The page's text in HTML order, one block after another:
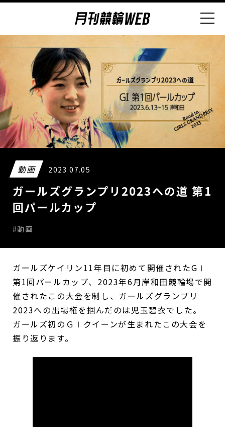
動画 2023.07.05
ガールズグランプリ2023への道 第1
回パールカップ
#動画
ガールズケイリン11年目に初めて開催されたGⅠ
第1回パールカップ、2023年6月岸和田競輪場で開
催されたこの大会を制し、ガールズグランプリ
2023への出場権を掴んだのは児玉碧衣でした。
ガールズ初のＧⅠクイーンが生まれたこの大会を
振り返ります。